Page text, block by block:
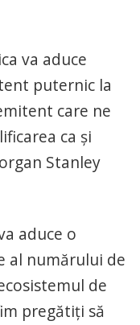
va aduce
puternic la
care ne
ca şi
Stanley
aduce o
al numărului de
de
pregătiţi să